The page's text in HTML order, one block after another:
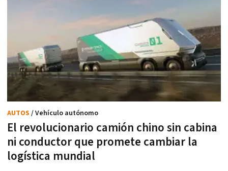
El revolucionario camión chino sin cabina
ni conductor que promete cambiar la
logística mundial
AUTOS / Vehículo autónomo